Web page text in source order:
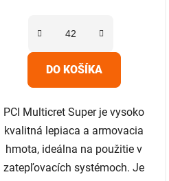
5
DO KOŠÍKA
PCI Multicret Super je vysoko
kvalitná lepiaca a armovacia
hmota, ideálna na použitie v
zatepľovacích systémoch. Je